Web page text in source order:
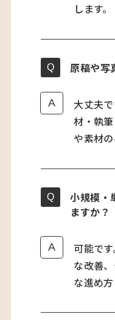
します。
原稿や写
大丈夫
材・執
や素材
小規模・
ますか？
可能で
な改善
な進め方